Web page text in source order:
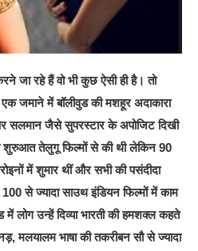
जा रहे हैं वो भी कुछ ऐसी ही है। तो
जमाने में बॉलीवुड की मशहूर अदाकारा
सलमान जैसे सुपरस्टार के अपोजिट दिखी
तेलुगू फिल्मों से की थी लेकिन 90
में शुमार थीं और सभी की पसंदीदा
से ज्यादा साउथ इंडियन फिल्मों में काम
लोग उन्हें दिव्या भारती की हमशक्ल कहते
मलयालम भाषा की तकरीबन सौ से ज्यादा